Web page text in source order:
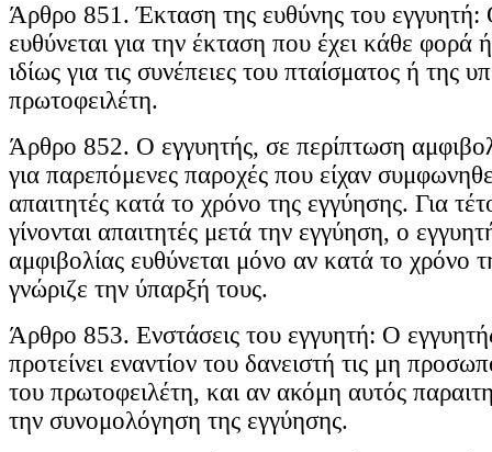
Άρθρο 851. Έκταση της ευθύνης του εγγυητή:
ευθύνεται για την έκταση που έχει κάθε φορά
ιδίως για τις συνέπειες του πταίσματος ή της
πρωτοφειλέτη.
Άρθρο 852. Ο εγγυητής, σε περίπτωση
για παρεπόμενες παροχές που είχαν
απαιτητές κατά το χρόνο της εγγύησης. Για
γίνονται απαιτητές μετά την εγγύηση, ο
αμφιβολίας ευθύνεται μόνο αν κατά το χρόνο
γνώριζε την ύπαρξή τους.
Άρθρο 853. Ενστάσεις του εγγυητή: Ο
προτείνει εναντίον του δανειστή τις μη
του πρωτοφειλέτη, και αν ακόμη αυτός
την συνομολόγηση της εγγύησης.